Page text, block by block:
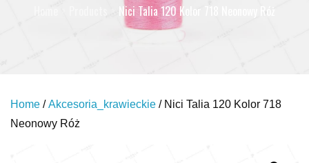
Home Nici Talia 120 Kolor 718 Neonowy Róż
Home /Akcesoria_krawieckie / Nici Talia 120 Kolor 718
Neonowy Róż